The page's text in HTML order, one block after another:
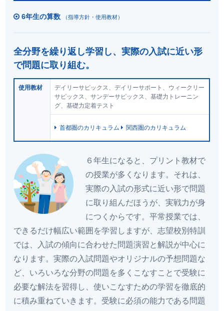
6年生の算数 （指導方針・使用教材）
全分野を繰り返し学習し、実際の入試に近い形
で問題に取り組む。
使用教材
デイリーサピックス、デイリーサポート、ウィークリー
サピックス、サンデーサピックス、基礎力トレーニン
グ、基礎力定着テスト
首都圏のカリキュラム 関西圏のカリキュラム
６年生になると、プリント教材で
の授業が多くなります。それは、
実際の入試の形式に近い形で問題
に取り組んだほうが、実戦力が身
につくからです。平常授業では、
できるだけ幅広い範囲を学習しますが、志望校別特訓
では、入試の傾向に合わせた問題演習と解説が中心に
なります。実際の入試問題やオリジナルの予想問題な
ど、いろいろな分野の問題を多くこなすことで受験に
必要な解法を習得し、使いこなすための学習を徹底的
に積み重ねていきます。受験に必須の能力である問題